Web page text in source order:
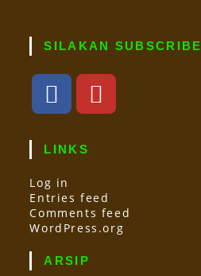
SILAKAN SUBSCRIBE
LINKS
Log in
Entries feed
Comments feed
WordPress.org
ARSIP